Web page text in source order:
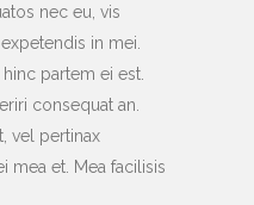
nec eu, vis
in mei.
partem ei est.
consequat an.
vel pertinax
mea et. Mea facilisis